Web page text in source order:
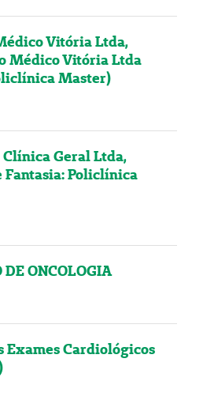
Vitória Ltda,
Médico Vitória Ltda
Master)
Geral Ltda,
Fantasia: Policlínica
ONCOLOGIA
Exames Cardiológicos